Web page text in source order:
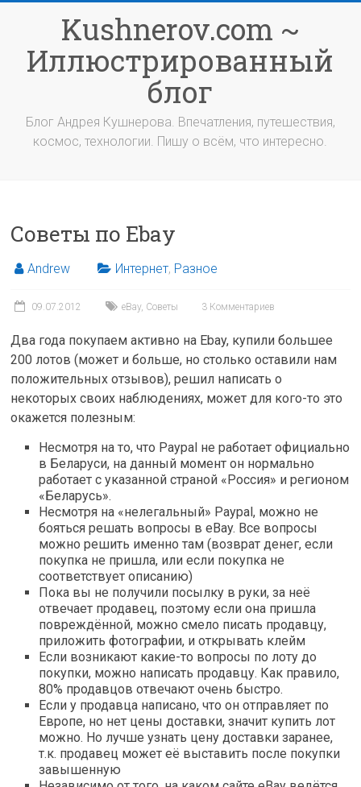
содержимомуKushnerov.com ~
Иллюстрированный
блог
Блог Андрея Кушнерова. Впечатления, путешествия,
космос, технологии. Пишу о всём, что интересно.
Советы по Ebay
Andrew Интернет, Разное
09.07.2012 eBay, Советы 3 Комментариев
Два года покупаем активно на Ebay, купили большее
200 лотов (может и больше, но столько оставили нам
положительных отзывов), решил написать о
некоторых своих наблюдениях, может для кого-то это
окажется полезным:
Несмотря на то, что Paypal не работает официально
в Беларуси, на данный момент он нормально
работает с указанной страной «Россия» и регионом
«Беларусь».
Несмотря на «нелегальный» Paypal, можно не
бояться решать вопросы в eBay. Все вопросы
можно решить именно там (возврат денег, если
покупка не пришла, или если покупка не
соответствует описанию)
Пока вы не получили посылку в руки, за неё
отвечает продавец, поэтому если она пришла
повреждённой, можно смело писать продавцу,
приложить фотографии, и открывать клейм
Если возникают какие-то вопросы по лоту до
покупки, можно написать продавцу. Как правило,
80% продавцов отвечают очень быстро.
Если у продавца написано, что он отправляет по
Европе, но нет цены доставки, значит купить лот
можно. Но лучше узнать цену доставки заранее,
т.к. продавец может её выставить после покупки
завышенную